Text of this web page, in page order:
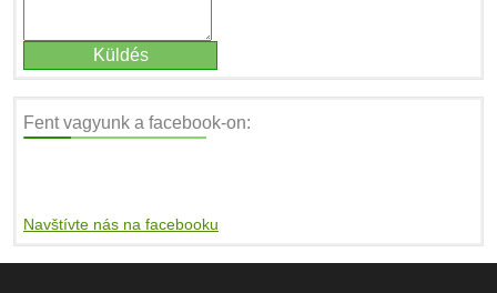
Fent vagyunk a facebook-on:
Navštívte nás na facebooku